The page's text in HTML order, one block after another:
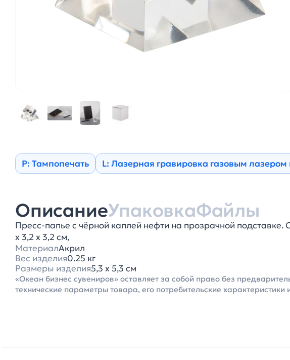
Р: Тампопечать L: Лазерная гравировка газовым
ОписаниеУпаковкаФайлы
Пресс-папье с чёрной каплей нефти на прозрачной подставке.
х 3,2 х 3,2 см,
МатериалАкрил
Вес изделия0.25 кг
Размеры изделия5,3 х 5,3 см
«Океан бизнес сувениров» оставляет за собой право без
технические параметры товара, его потребительские характеристики